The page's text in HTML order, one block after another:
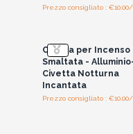
Prezzo consigliato :
Ciotola per Incenso
Smaltata -
Civetta Notturna
Incantata
Prezzo consigliato :